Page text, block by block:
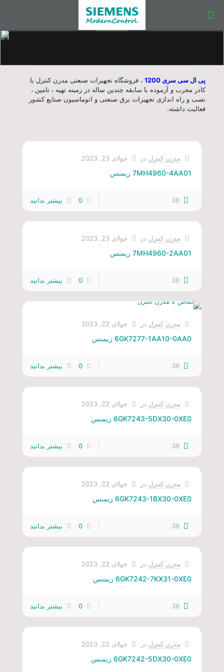
پی ال سی سری 1200
، فروشگاه تجهیزات صنعتی مدرن کنترل با
کادر مجرب و آزموده با سابقه چندین ساله در زمینه تهیه ، تامین ،
نصب و راه اندازی تجهیزات برق صنعتی و اتوماسیون صنایع کشور
فعالیت داشته.
مدرن کنترل در جولای 23, 2023
7MH4960-4AA01 زیمنس
38
0 بیشتر بدانید
مدرن کنترل در جولای 23, 2023
7MH4960-2AA01 زیمنس
38
0 بیشتر بدانید
مدرن کنترل در جولای 22, 2023
6GK7277-1AA10-0AA0 زیمنس
38
0 بیشتر بدانید
مدرن کنترل در جولای 22, 2023
6GK7243-5DX30-0XE0 زیمنس
38
0 بیشتر بدانید
مدرن کنترل در جولای 22, 2023
6GK7243-1BX30-0XE0 زیمنس
38
0 بیشتر بدانید
مدرن کنترل در جولای 22, 2023
6GK7242-7KX31-0XE0 زیمنس
38
0 بیشتر بدانید
مدرن کنترل در جولای 22, 2023
6GK7242-5DX30-0XE0 زیمنس